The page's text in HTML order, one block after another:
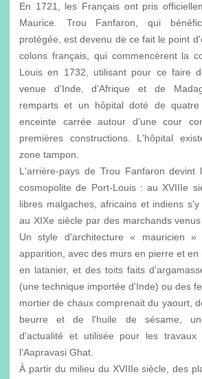
En 1721, les Français ont pris
Maurice. Trou Fanfaron, qui
protégée, est devenu de ce fait le point
colons français, qui commencèrent la
Louis en 1732, utilisant pour ce faire
venue d'Inde, d'Afrique et de
remparts et un hôpital doté de
enceinte carrée autour d'une cour
premières constructions. L'hôpital
zone tampon.
L'arrière-pays de Trou Fanfaron devint
cosmopolite de Port-Louis : au XVIIIe
libres malgaches, africains et indiens
au XIXe siècle par des marchands
Un style d'architecture « mauricien »
apparition, avec des murs en pierre et en
en latanier, et des toits faits
(une technique importée d'Inde) ou des
mortier de chaux comprenait du yaourt,
beurre et de l'huile de sésame,
d'actualité et utilisée pour les travaux
l'Aapravasi Ghat.
À partir du milieu du XVIIIe siècle, des